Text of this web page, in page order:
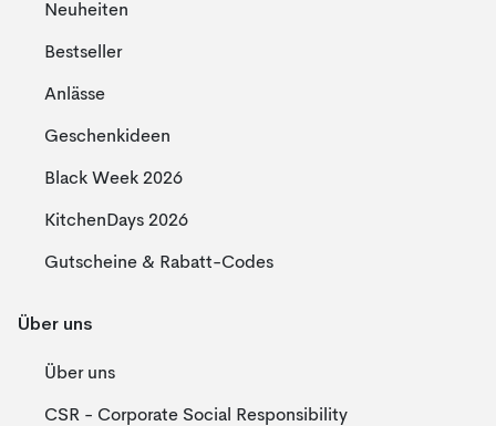
Neuheiten
Bestseller
Anlässe
Geschenkideen
Black Week 2026
KitchenDays 2026
Gutscheine & Rabatt-Codes
Über uns
Über uns
CSR - Corporate Social Responsibility